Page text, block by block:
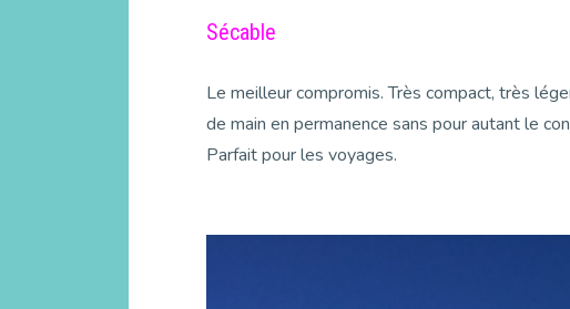
Sécable
Le meilleur compromis. Très compact, très
de main en permanence sans pour autant le
Parfait pour les voyages.